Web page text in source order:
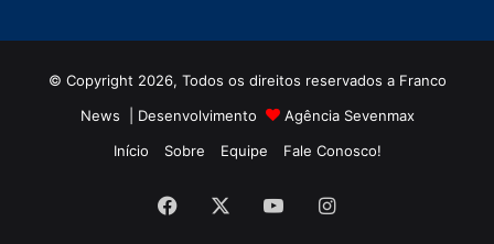
© Copyright 2026, Todos os direitos reservados a Franco
News | Desenvolvimento
Agência Sevenmax
Início
Sobre Equipe Fale Conosco!
Facebook YouTubeInstagram